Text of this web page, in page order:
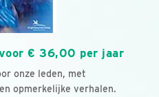
€ 36,00 per jaar
onze leden, met
opmerkelijke verhalen.